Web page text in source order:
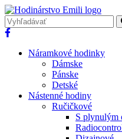
Náramkové hodinky
Dámske
Pánske
Detské
Nástenné hodiny
Ručičkové
S plynulým